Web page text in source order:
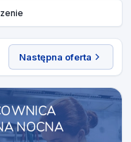
Następna oferta
NOCNA